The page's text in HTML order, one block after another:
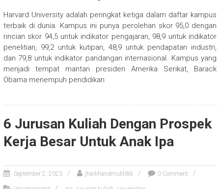
Harvard University adalah peringkat ketiga dalam daftar kampus
terbaik di dunia. Kampus ini punya perolehan skor 95,0 dengan
rincian skor 94,5 untuk indikator pengajaran, 98,9 untuk indikator
penelitian, 99,2 untuk kutipan, 48,9 untuk pendapatan industri,
dan 79,8 untuk indikator pandangan internasional. Kampus yang
menjadi tempat mantan presiden Amerika Serikat, Barack
Obama menempuh pendidikan
6 Jurusan Kuliah Dengan Prospek
Kerja Besar Untuk Anak Ipa
September 2, 2023 jharkhandmukti88 0 Comment